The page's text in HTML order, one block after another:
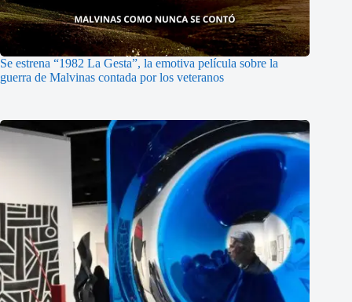
Se estrena “1982 La Gesta”, la emotiva película sobre la
guerra de Malvinas contada por los veteranos